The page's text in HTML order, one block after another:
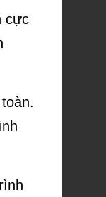
cực